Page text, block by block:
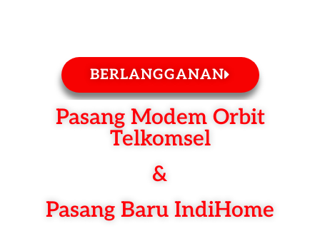
BERLANGGANAN
Pasang Modem Orbit
Telkomsel
&
Pasang Baru IndiHome